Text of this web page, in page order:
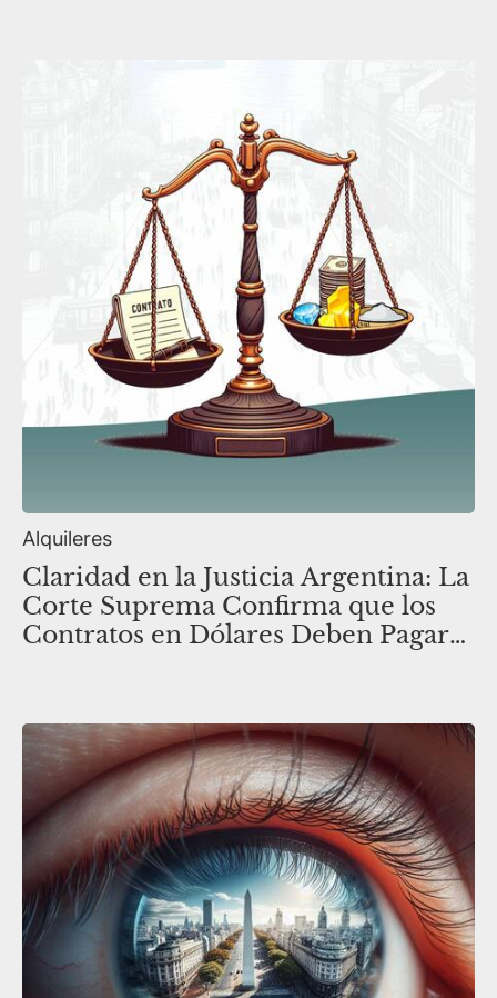
Alquileres
Claridad en la Justicia Argentina: La
Corte Suprema Confirma que los
Contratos en Dólares Deben Pagarse